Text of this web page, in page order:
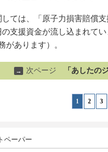
ては、「原子力損害賠償
の支援資金が流し込まれて
があります）。
→ 次ページ 「あしたの
1 2 3
ペーパー